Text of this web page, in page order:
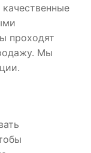
проходят
Мы